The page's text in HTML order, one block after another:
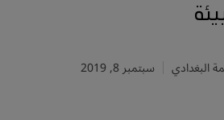
سبتمبر 8, 2019